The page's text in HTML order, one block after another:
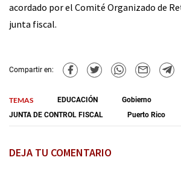
acordado por el Comité Organizado de
junta fiscal.
Compartir en:
TEMAS EDUCACIÓN
Gobierno
JUNTA DE CONTROL FISCAL
Puerto Rico
DEJA TU COMENTARIO